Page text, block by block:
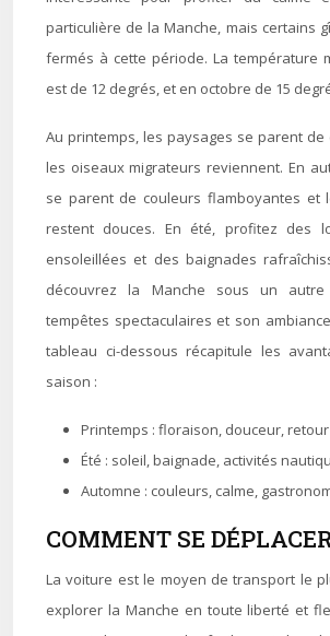
particulière de la Manche, mais certains
fermés à cette période. La température
est de 12 degrés, et en octobre de 15
Au printemps, les paysages se parent
les oiseaux migrateurs reviennent. En
se parent de couleurs flamboyantes et
restent douces. En été, profitez des
ensoleillées et des baignades
découvrez la Manche sous un
tempêtes spectaculaires et son
tableau ci-dessous récapitule les
saison :
Printemps : floraison, douceur,
Été : soleil, baignade, activités
Automne : couleurs, calme,
COMMENT SE
La voiture est le moyen de transport le
explorer la Manche en toute liberté et